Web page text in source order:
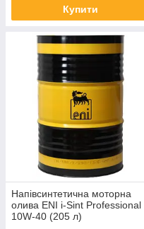
Купити
Напівсинтетична моторна
олива ENI i-Sint Professional
10W-40 (205 л)